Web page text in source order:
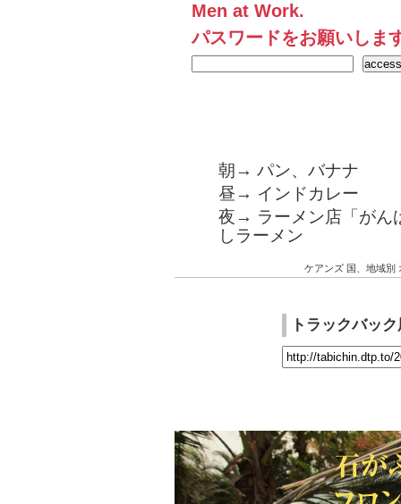
Men at Work.
パスワードをお願いしま
朝→ パン、バナナ
昼→ インドカレー
夜→ ラーメン店「がん
しラーメン
ケアンズ 国、地域別
トラックバッ